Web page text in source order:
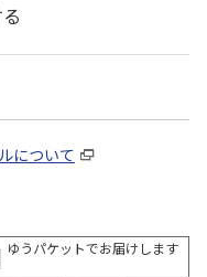
について
ゆうパケットでお届けします